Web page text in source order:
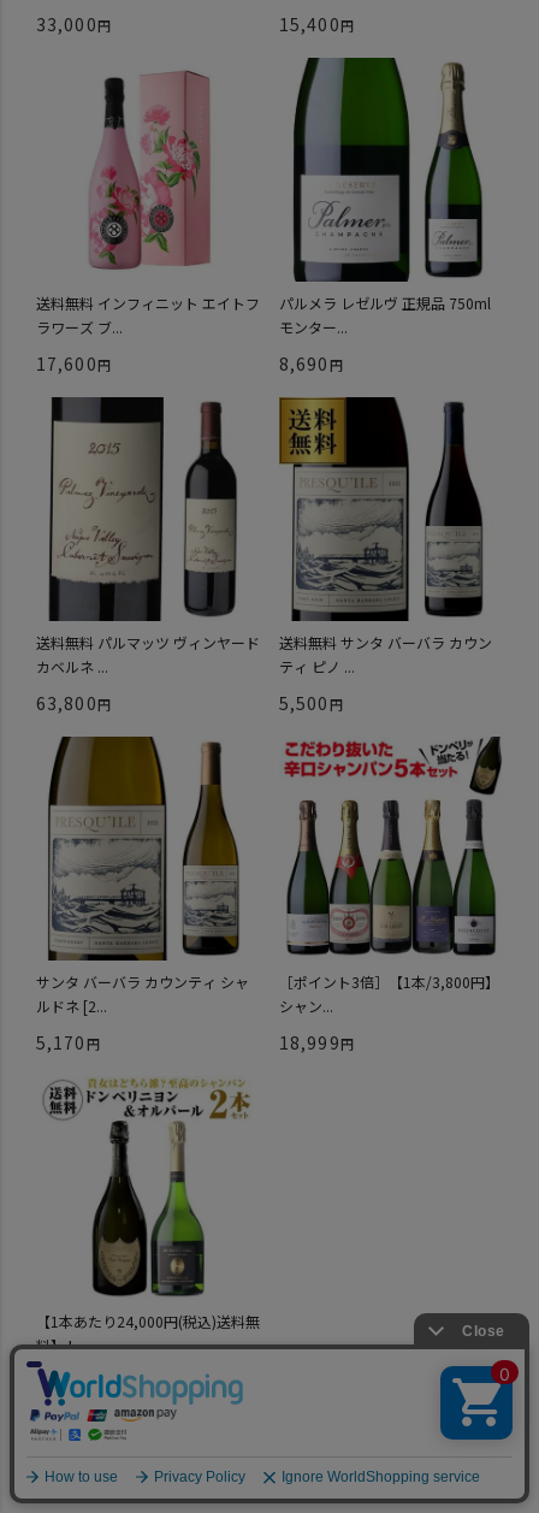
33,000 15,400
送料無料 インフィニット エイトフ
ラワーズ ブ...
17,600
パルメラ レゼルヴ 正規品 750ml
モンター...
8,690
送料無料 パルマッツ ヴィンヤード
カベルネ ...
63,800
送料無料 サンタ バーバラ カウン
ティ ピノ ...
5,500
サンタ バーバラ カウンティ シャ
ルドネ [2...
5,170
［ポイント3倍］【1本/3,800円】
シャン...
18,999
【1本あたり24,000円(税込)送料無
料】ト...
48,000